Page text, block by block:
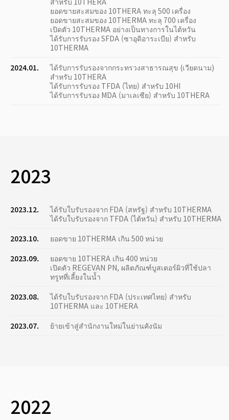
ยอดขายสะสมของ 10THERA ทะลุ 500 เครื่อง
ยอดขายสะสมของ 10THERMA ทะลุ 700 เครื่อง
เปิดตัว 10THERMA อย่างเป็นทางการในไต้หวัน
ได้รับการรับรอง SFDA (ซาอุดิอาระเบีย) สำหรับ
10THERMA
2024.01.
ได้รับการรับรองจากกระทรวงสาธารณสุข (เวียดนาม)
สำหรับ 10THERA
ได้รับการรับรอง TFDA (ไทย) สำหรับ 10HI
ได้รับการรับรอง MDA (มาเลเซีย) สำหรับ 10THERA
2023
2023.12.
ได้รับใบรับรองจาก FDA (สหรัฐ) สำหรับ 10THERMA
ได้รับใบรับรองจาก TFDA (ไต้หวัน) สำหรับ 10THERMA
2023.10.
ยอดขาย 10THERMA เกิน 500 หน่วย
2023.09.
ยอดขาย 10THERA เกิน 400 หน่วย
เปิดตัว REGEVAN PN, ผลิตภัณฑ์บูสเตอร์ผิวที่ใช้ปลา
ทรูทที่เลี้ยงในน้ำ
2023.08.
ได้รับใบรับรองจาก FDA (ประเทศไทย) สำหรับ
10THERMA และ 10THERA
2023.07.
ย้ายเข้าสู่สำนักงานใหม่ในย่านคังนัม
2022